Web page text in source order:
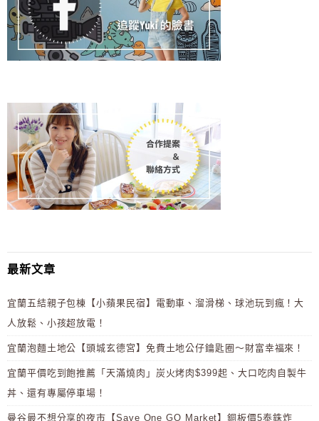
最新文章
宜蘭五結親子包棟【小蘋果民宿】電動車、溜滑梯、球池玩到瘋！大
人放鬆、小孩超放電！
宜蘭泡麵土地公【頭城玄德宮】免費土地公仔鑰匙圈～財富幸福來！
宜蘭平價吃到飽推薦「天滿燒肉」炭火烤肉$399起、大口吃肉自製牛
丼、還有專屬停車場！
曼谷最不想分享的夜市【Save One GO Market】銅板價5泰銖炸